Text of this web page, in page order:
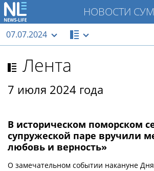
НОВОСТИ СУМ
07.07.2024
Лента
7 июля 2024 года
В историческом поморском
супружеской паре вручили
любовь и верность»
О замечательном событии накануне